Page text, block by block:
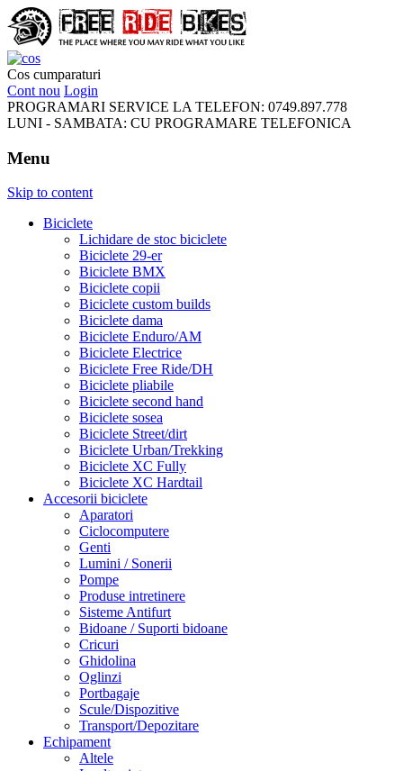
FreeRideBikes
Cos cumparaturi
Cont nou Login
PROGRAMARI SERVICE LA TELEFON: 0749.897.778
LUNI - SAMBATA: CU PROGRAMARE TELEFONICA
Menu
Skip to content
Biciclete
Lichidare de stoc biciclete
Biciclete 29-er
Biciclete BMX
Biciclete copii
Biciclete custom builds
Biciclete dama
Biciclete Enduro/AM
Biciclete Electrice
Biciclete Free Ride/DH
Biciclete pliabile
Biciclete second hand
Biciclete sosea
Biciclete Street/dirt
Biciclete Urban/Trekking
Biciclete XC Fully
Biciclete XC Hardtail
Accesorii biciclete
Aparatori
Ciclocomputere
Genti
Lumini / Sonerii
Pompe
Produse intretinere
Sisteme Antifurt
Bidoane / Suporti bidoane
Cricuri
Ghidolina
Oglinzi
Portbagaje
Scule/Dispozitive
Transport/Depozitare
Echipament
Altele